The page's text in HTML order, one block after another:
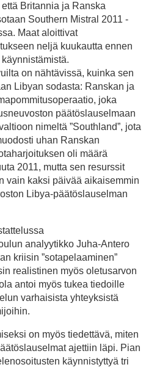
Britannia ja Ranska
Southern Mistral 2011 -
Maat aloittivat
neljä kuukautta ennen
on nähtävissä, kuinka sen
Libyan sodasta: Ranskan ja
joka
päätöslauselmaan
nimeltä ”Southland”, jota
uhan Ranskan
oli määrä
2011, mutta sen resurssit
vain kaksi päivää aikaisemmin
Libya-päätöslauselman
analyytikko Juha-Antero
kriisin ”sotapelaaminen”
realistinen myös oletusarvon
antoi myös tukea tiedoille
varhaisista yhteyksistä
on myös tiedettävä, miten
ajettiin läpi. Pian
käynnistyttyä tri